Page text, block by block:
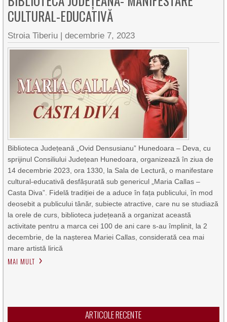
CULTURAL-EDUCATIVĂ
Stroia Tiberiu |decembrie 7, 2023
Biblioteca Județeană „Ovid Densusianu” Hunedoara – Deva, cu
sprijinul Consiliului Județean Hunedoara, organizează în ziua de
14 decembrie 2023, ora 1330, la Sala de Lectură, o manifestare
cultural-educativă desfășurată sub genericul „Maria Callas –
Casta Diva”. Fidelă tradiției de a aduce în fața publicului, în mod
deosebit a publicului tânăr, subiecte atractive, care nu se studiază
la orele de curs, biblioteca județeană a organizat această
activitate pentru a marca cei 100 de ani care s-au împlinit, la 2
decembrie, de la nașterea Mariei Callas, considerată cea mai
mare artistă lirică
MAI MULT
ARTICOLE RECENTE